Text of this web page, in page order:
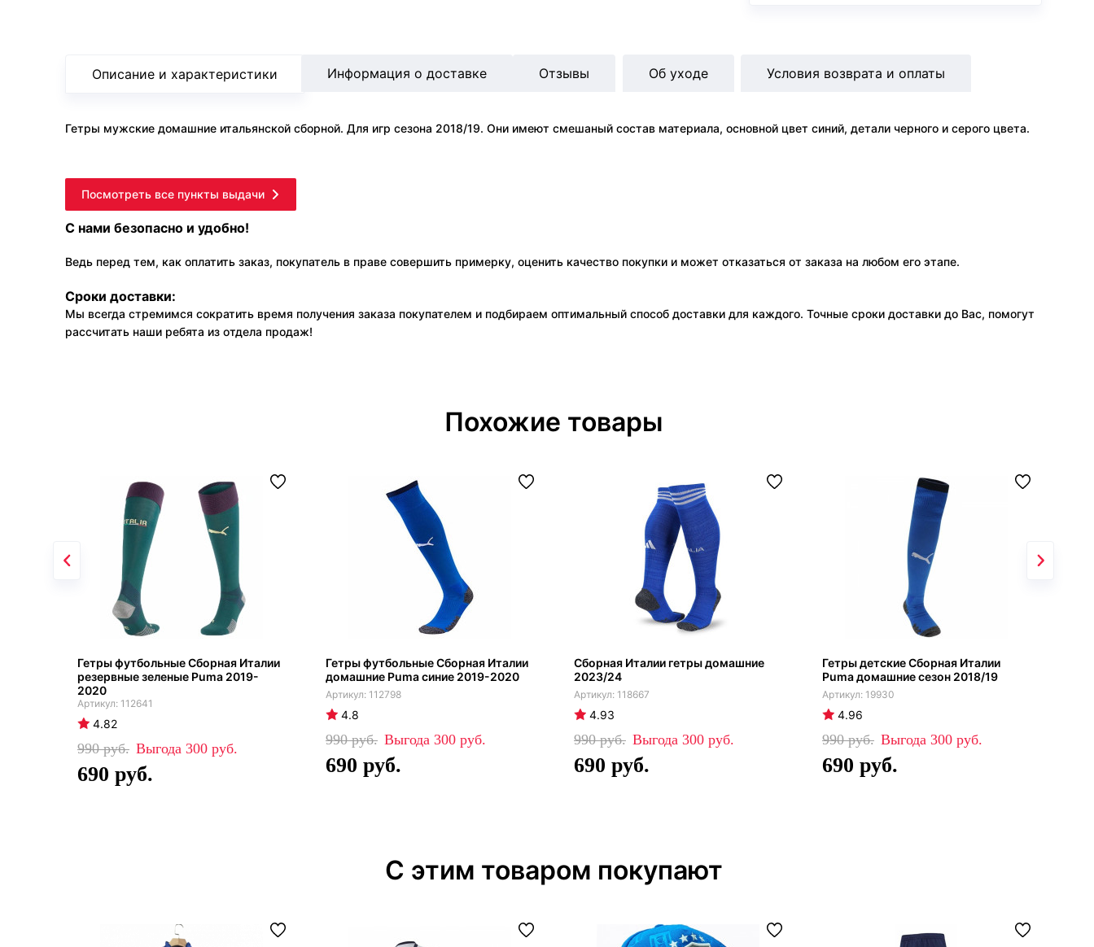
Описание и характеристики
Гетры мужские домашние итальянской сборной. Для игр сезона 2018/19. Они имеют смешаный состав материала, основной цвет синий, детали черного и серого цвета.
Информация о доставке Отзывы Об уходе Условия возврата и оплаты
Посмотреть все пункты выдачи
С нами безопасно и удобно!
Ведь перед тем, как оплатить заказ, покупатель в праве совершить примерку, оценить качество покупки и может отказаться от заказа на любом его этапе.
Сроки доставки:
Мы всегда стремимся сократить время получения заказа покупателем и подбираем оптимальный способ доставки для каждого. Точные сроки доставки до Вас, помогут
рассчитать наши ребята из отдела продаж!
Похожие товары
Гетры футбольные Сборная Италии
резервные зеленые Puma 2019-
2020
112641
4.82
990 300
690
Гетры футбольные Сборная Италии
домашние Puma синие 2019-2020
112798
4.8
990 300
690
Сборная Италии гетры домашние
2023/24
118667
4.93
990 300
690
Гетры детские Сборная Италии
Puma домашние сезон 2018/19
19930
4.96
990 300
690
С этим товаром покупают